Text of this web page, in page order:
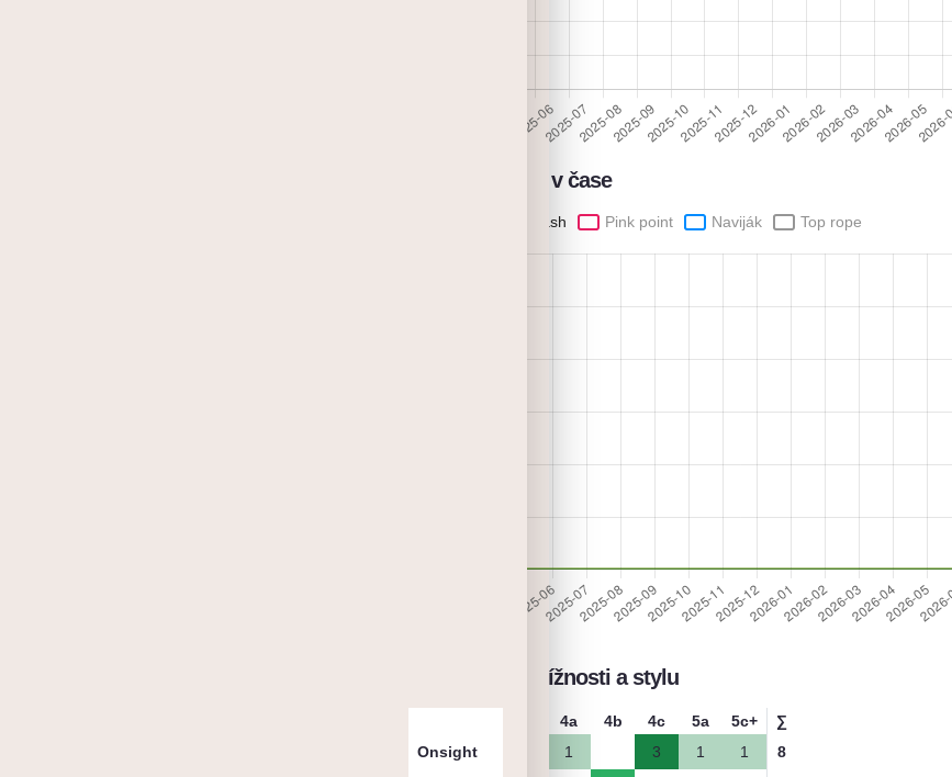
Nejtěžší přelez v čase
Flash Pink point Naviják Top rope
Přelezy dle obtížnosti a stylu
4a 4b 4c 5a 5c+
∑
Onsight
1 3 1 1
8